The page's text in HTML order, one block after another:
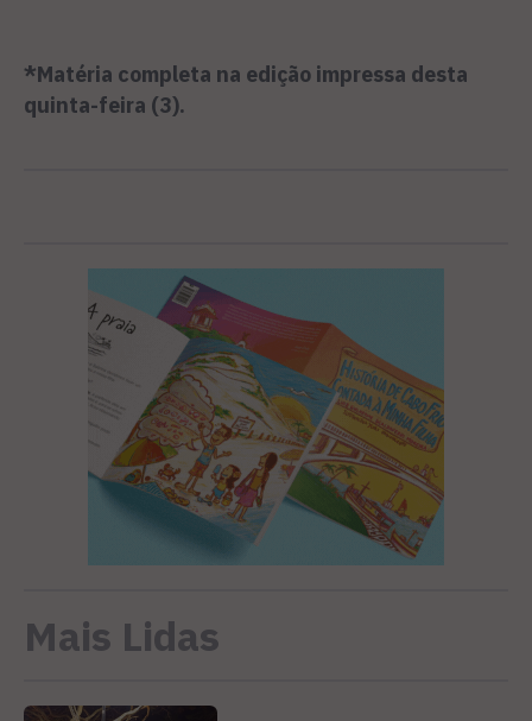
*Matéria completa na edição impressa desta
quinta-feira (3).
Mais Lidas